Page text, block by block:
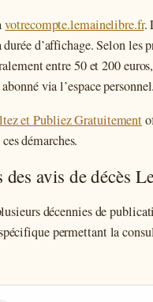
votrecompte.lemainelibre.fr.
d’affichage. Selon les
entre 50 et 200
via l’espace
et Publiez Gratuitement
démarches.
avis de décès
décennies de
permettant la